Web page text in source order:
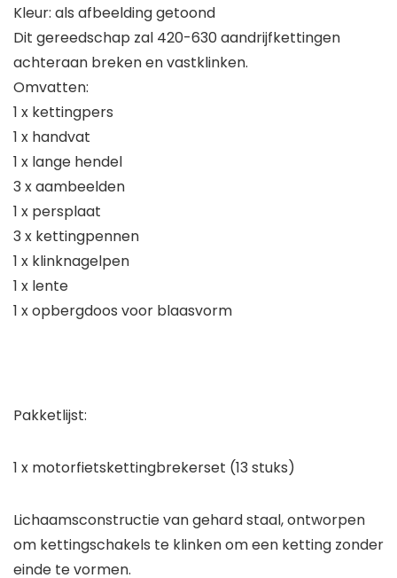
Kleur: als afbeelding getoond
Dit gereedschap zal 420-630 aandrijfkettingen
achteraan breken en vastklinken.
Omvatten:
1 x kettingpers
1 x handvat
1 x lange hendel
3 x aambeelden
1 x persplaat
3 x kettingpennen
1 x klinknagelpen
1 x lente
1 x opbergdoos voor blaasvorm
Pakketlijst:
1 x motorfietskettingbrekerset (13 stuks)
Lichaamsconstructie van gehard staal, ontworpen
om kettingschakels te klinken om een ​​ketting zonder
einde te vormen.